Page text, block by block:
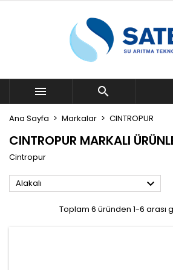
 
Ana Sayfa Markalar CINTROPUR
CINTROPUR MARKALI
Cintropur
Alakalı 
Toplam 6 üründen 1-6 arası